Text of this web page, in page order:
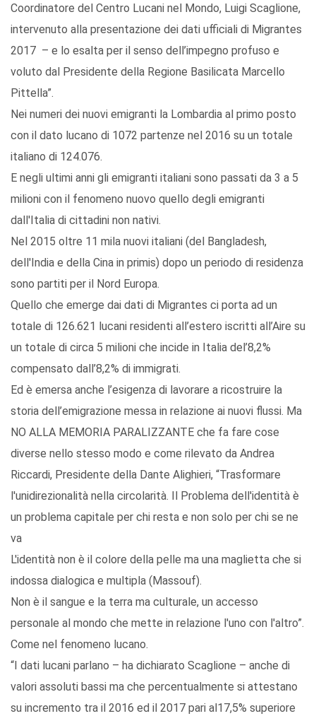
Coordinatore del Centro Lucani nel Mondo, Luigi Scaglione,
intervenuto alla presentazione dei dati ufficiali di Migrantes
2017 – e lo esalta per il senso dell’impegno profuso e
voluto dal Presidente della Regione Basilicata Marcello
Pittella”.
Nei numeri dei nuovi emigranti la Lombardia al primo posto
con il dato lucano di 1072 partenze nel 2016 su un totale
italiano di 124.076.
E negli ultimi anni gli emigranti italiani sono passati da 3 a 5
milioni con il fenomeno nuovo quello degli emigranti
dall'Italia di cittadini non nativi.
Nel 2015 oltre 11 mila nuovi italiani (del Bangladesh,
dell'India e della Cina in primis) dopo un periodo di residenza
sono partiti per il Nord Europa.
Quello che emerge dai dati di Migrantes ci porta ad un
totale di 126.621 lucani residenti all’estero iscritti all’Aire su
un totale di circa 5 milioni che incide in Italia del’8,2%
compensato dall’8,2% di immigrati.
Ed è emersa anche l’esigenza di lavorare a ricostruire la
storia dell’emigrazione messa in relazione ai nuovi flussi. Ma
NO ALLA MEMORIA PARALIZZANTE che fa fare cose
diverse nello stesso modo e come rilevato da Andrea
Riccardi, Presidente della Dante Alighieri, “Trasformare
l'unidirezionalità nella circolarità. Il Problema dell'identità è
un problema capitale per chi resta e non solo per chi se ne
va
L'identità non è il colore della pelle ma una maglietta che si
indossa dialogica e multipla (Massouf).
Non è il sangue e la terra ma culturale, un accesso
personale al mondo che mette in relazione l'uno con l'altro”.
Come nel fenomeno lucano.
“I dati lucani parlano – ha dichiarato Scaglione – anche di
valori assoluti bassi ma che percentualmente si attestano
su incremento tra il 2016 ed il 2017 pari al17,5% superiore